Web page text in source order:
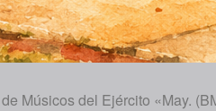
Músicos del Ejército «May.